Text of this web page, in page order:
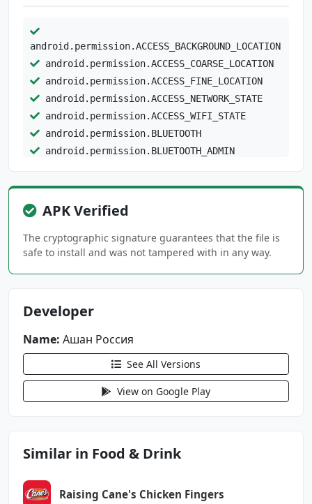
android.permission.ACCESS_BACKGROUND_LOCATION
android.permission.ACCESS_COARSE_LOCATION
android.permission.ACCESS_FINE_LOCATION
android.permission.ACCESS_NETWORK_STATE
android.permission.ACCESS_WIFI_STATE
android.permission.BLUETOOTH
android.permission.BLUETOOTH_ADMIN
android.permission.CHANGE_WIFI_STATE
android.permission.FLASHLIGHT
android.permission.INTERNET
android.permission.POST_NOTIFICATIONS
android.permission.READ_APP_BADGE
android.permission.READ_EXTERNAL_STORAGE
android.permission.RECEIVE_BOOT_COMPLETED
android.permission.USE_BIOMETRIC
android.permission.USE_FINGERPRINT
android.permission.VIBRATE
com.anddoes.launcher.permission.UPDATE_COUNT
com.android.launcher.permission.INSTALL_SHORT
APK Verified
The cryptographic signature guarantees that the file is
safe to install and was not tampered with in any way.
Developer
Name: Ашан Россия
See All Versions
View on Google Play
Similar in Food & Drink
Raising Cane's Chicken Fingers